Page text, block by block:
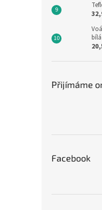
Přijímáme
Facebook